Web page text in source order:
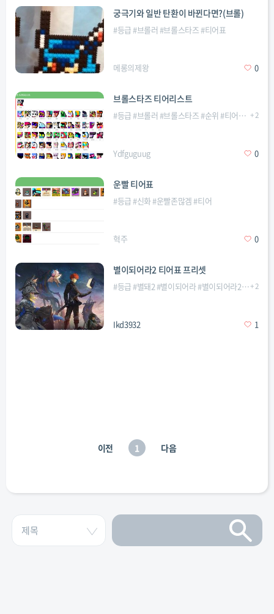
궁극기와 일반 탄환이 바뀐다면?(브롤)
#등급#브롤러 #브롤스타즈#티어표
메롱의제왕 0
브롤스타즈 티어리스트
#등급#브롤러 #브롤스타즈#순위 #티어리스트 +2
Ydfguguug 0
운빨 티어표
#등급#신화#운빨존많겜#티어
혁주 0
별이되어라2 티어표 프리셋
#등급#별돼2#별이되어라#별이되어라2#티어
+2
Ikd3932 1
이전 1 다음